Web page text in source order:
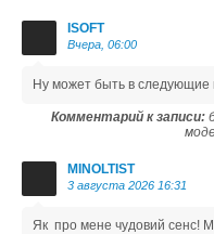
ISOFT
Вчера, 06:00
Ну может быть в следующие
Комментарий к записи:
MINOLTIST
3 августа 2026 16:31
Як про мене чудовий сенс!